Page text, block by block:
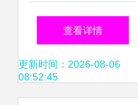
天直达 专业运输代
理，送货上门便捷
查看详情
更新时间：2026-08-06
08:52:45